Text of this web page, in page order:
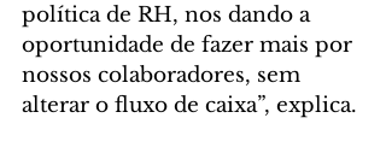
política de RH, nos dando a
oportunidade de fazer mais por
nossos colaboradores, sem
alterar o fluxo de caixa”, explica.